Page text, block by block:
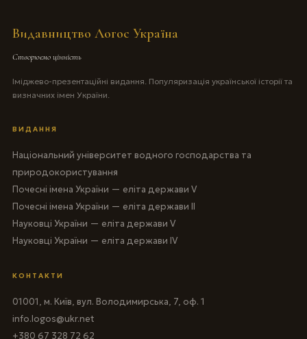
Видавництво Логос Україна
Створюємо цінність
Іміджево-презентаційні видання. Популяризація української історії та
визначних імен України.
ВИДАННЯ
Національний університет водного господарства та
природокористування
Почесні імена України — еліта держави V
Почесні імена України — еліта держави II
Науковці України — еліта держави V
Науковці України — еліта держави IV
КОНТАКТИ
01001, м. Київ, вул. Володимирська, 7, оф. 1
info.logos@ukr.net
+380 67 328 72 62